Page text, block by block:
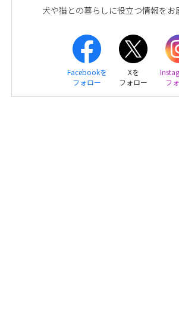
犬や猫との暮らしに役立つ情報をお
Facebookを
フォロー
Xを
フォロー
フ